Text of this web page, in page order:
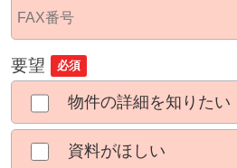
要望 必須
物件の詳細を知りたい
資料がほしい